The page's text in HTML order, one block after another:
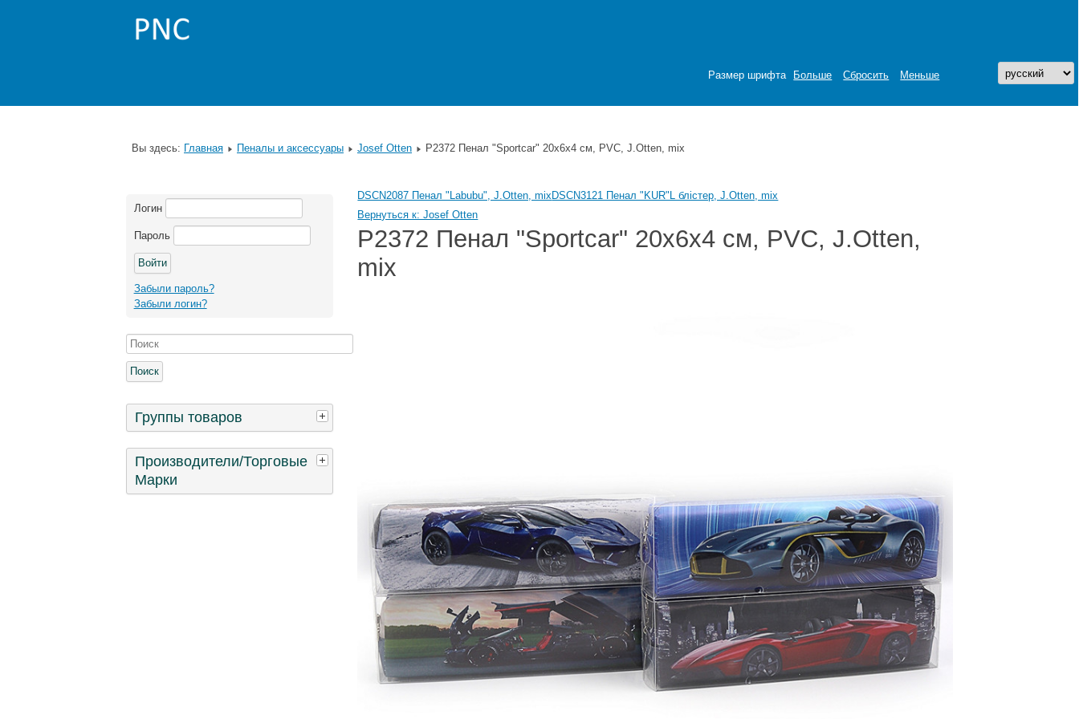
Размер шрифта Больше Сбросить Меньше
Вы здесь: Главная Пеналы и аксессуары Josef Otten P2372 Пенал "Sportcar" 20x6x4 см, PVC, J.Otten, mix
Логин
Пароль
Забыли пароль?
Забыли логин?
Группы товаров
Производители/Торговые
Марки
DSCN2087 Пенал "Labubu", J.Otten, mixDSCN3121 Пенал "KUR"L блістер, J.Otten, mix
Вернуться к: Josef Otten
P2372 Пенал "Sportcar" 20x6x4 см, PVC, J.Otten,
mix